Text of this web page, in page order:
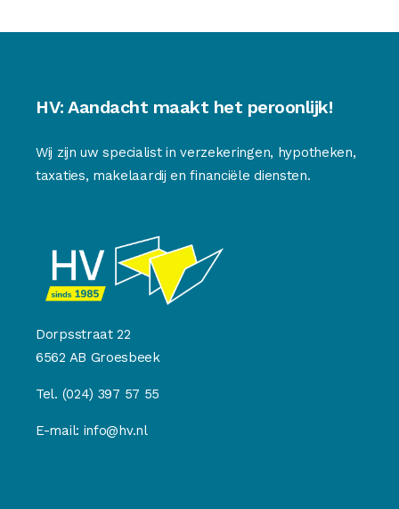
HV: Aandacht maakt het peroonlijk!
Wij zijn uw specialist in verzekeringen, hypotheken,
taxaties, makelaardij en financiële diensten.
Dorpsstraat 22
6562 AB Groesbeek
Tel. (024) 397 57 55
E-mail: info@hv.nl